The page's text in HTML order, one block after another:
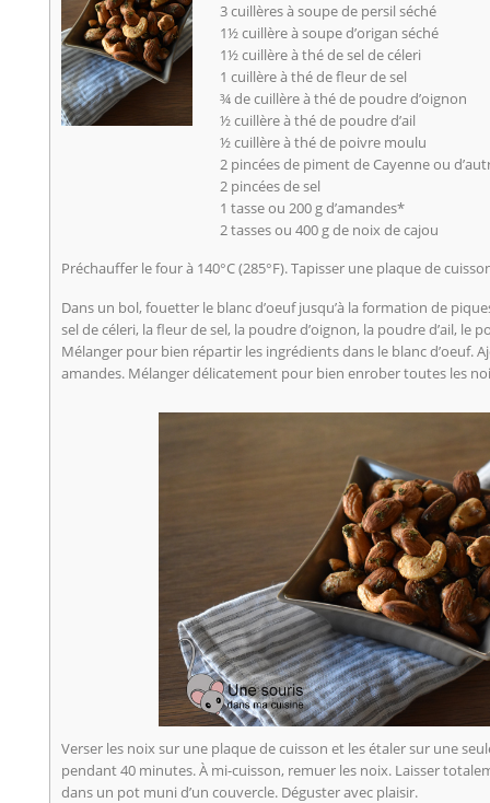
3 cuillères à soupe de persil séché
1½ cuillère à soupe d’origan séché
1½ cuillère à thé de sel de céleri
1 cuillère à thé de fleur de sel
¾ de cuillère à thé de poudre d’oignon
½ cuillère à thé de poudre d’ail
½ cuillère à thé de poivre moulu
2 pincées de piment de Cayenne ou
2 pincées de sel
1 tasse ou 200 g d’amandes*
2 tasses ou 400 g de noix de cajou
Préchauffer le four à 140°C (285°F). Tapisser une plaque de
Dans un bol, fouetter le blanc d’oeuf jusqu’à la formation de
sel de céleri, la fleur de sel, la poudre d’oignon, la poudre d’ail, le
Mélanger pour bien répartir les ingrédients dans le blanc d’oeuf.
amandes. Mélanger délicatement pour bien enrober toutes les
Verser les noix sur une plaque de cuisson et les étaler sur une
pendant 40 minutes. À mi-cuisson, remuer les noix. Laisser
dans un pot muni d’un couvercle. Déguster avec plaisir.